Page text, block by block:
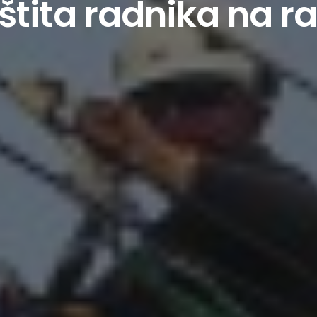
radnika na